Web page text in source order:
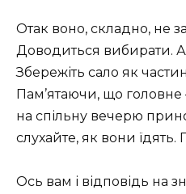
Отак воно, складно, не
Доводиться вибирати.
Збережіть сало як
Пам’ятаючи, що головне
на спільну вечерю
слухайте, як вони їдять.
Ось вам і відповідь на